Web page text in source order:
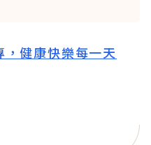
健康快樂每一天